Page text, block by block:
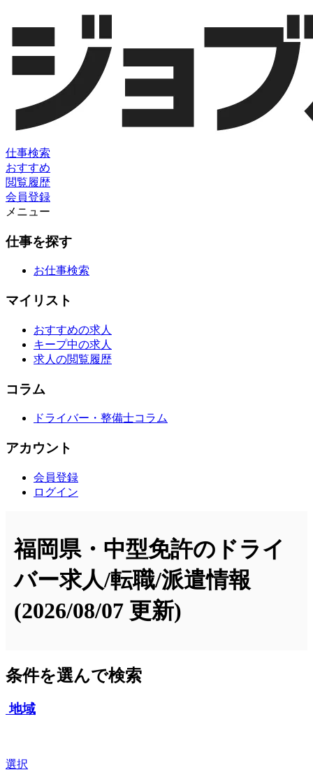
仕事検索
おすすめ
閲覧履歴
会員登録
メニュー
仕事を探す
お仕事検索
マイリスト
おすすめの求人
キープ中の求人
求人の閲覧履歴
コラム
ドライバー・整備士コラム
アカウント
会員登録
ログイン
福岡県・中型免許のドライ
バー求人/転職/派遣情報
(2026/08/07 更新)
条件を選んで検索
地域
選択